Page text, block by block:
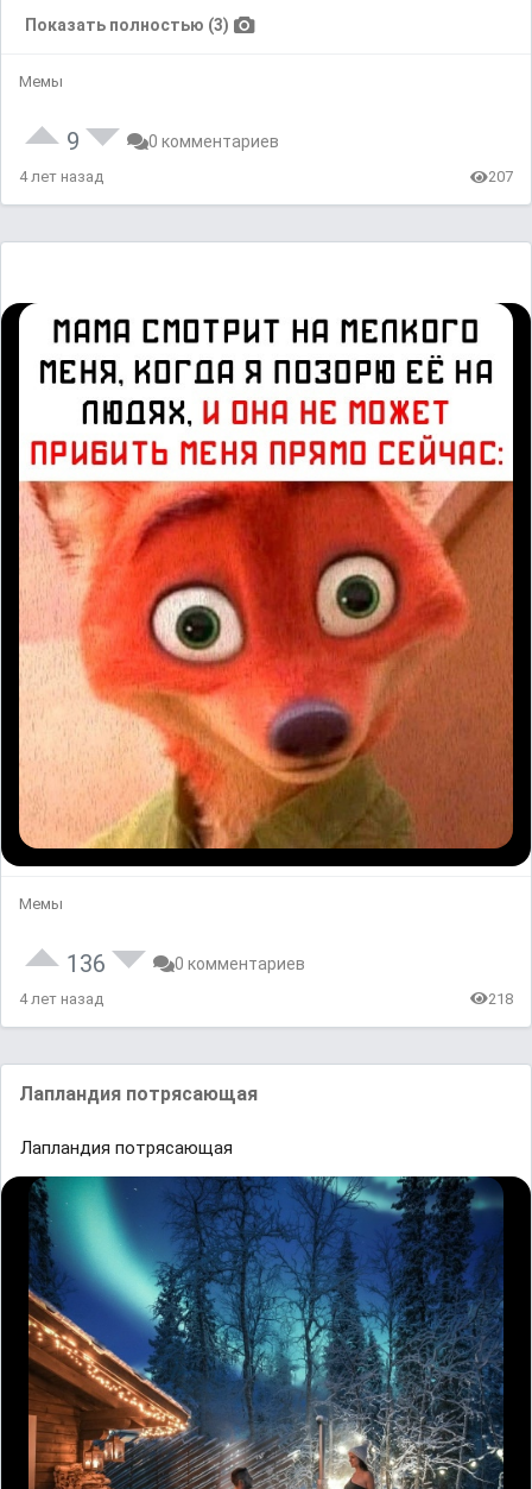
Показать полностью (3)
Мемы
9 0 комментариев
4 лет назад 207
Мемы
136 0 комментариев
4 лет назад 218
Лапландия потрясающая
Лапландия потрясающая